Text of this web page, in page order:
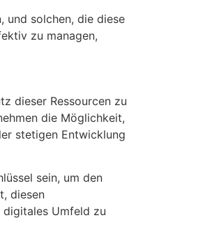
und solchen, die diese
zu managen,
dieser Ressourcen zu
die Möglichkeit,
stetigen Entwicklung
sein, um den
diesen
Umfeld zu